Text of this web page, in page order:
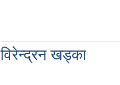
विरेन्द्रन खड्का